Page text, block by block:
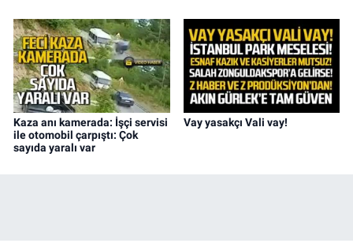
Kaza anı kamerada: İşçi servisi
ile otomobil çarpıştı: Çok
sayıda yaralı var
Vay yasakçı Vali vay!